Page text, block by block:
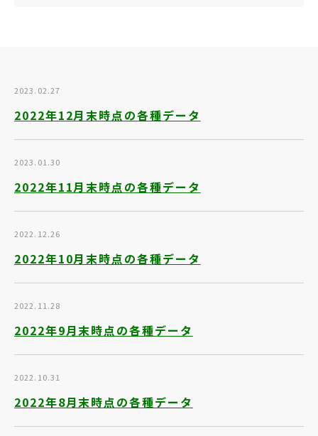
2023.02.27
2022年12月末時点の各種データ
2023.01.30
2022年11月末時点の各種データ
2022.12.26
2022年10月末時点の各種データ
2022.11.28
2022年9月末時点の各種データ
2022.10.31
2022年8月末時点の各種データ